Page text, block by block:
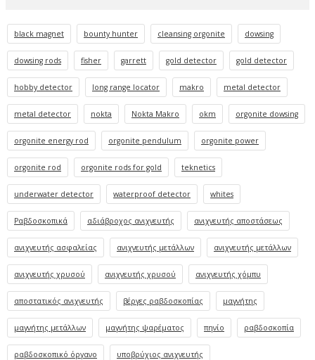
black magnet bounty hunter cleansing orgonite dowsing
dowsing rods fisher garrett gold detector gold detector
hobby detector long range locator makro metal detector
metal detector nokta Nokta Makro okm orgonite dowsing
orgonite energy rod orgonite pendulum orgonite power
orgonite rod orgonite rods for gold teknetics
underwater detector waterproof detector whites
Ραβδοσκοπικά αδιάβροχος ανιχνευτής ανιχνευτής αποστάσεως
ανιχνευτής ασφαλείας ανιχνευτής μετάλλων ανιχνευτής μετάλλων
ανιχνευτής χρυσού ανιχνευτής χρυσού ανιχνευτής χόμπυ
αποστατικός ανιχνευτής βέργες ραβδοσκοπίας μαγνήτης
μαγνήτης μετάλλων μαγνήτης ψαρέματος πηνίο ραβδοσκοπία
ραβδοσκοπικό όργανο υποβρύχιος ανιχνευτής